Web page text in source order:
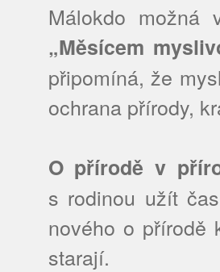
Málokdo
„Měsícem
připomíná, že
ochrana přírody,
O přírodě v
s rodinou užít
nového o
starají.